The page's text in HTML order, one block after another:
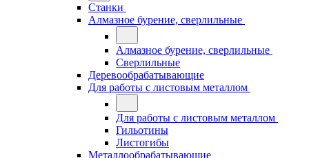
Станки
Алмазное бурение, сверлильные
Алмазное бурение, сверлильные
Сверлильные
Деревообрабатывающие
Для работы с листовым металлом
Для работы с листовым металлом
Гильотины
Листогибы
Металлообрабатывающие